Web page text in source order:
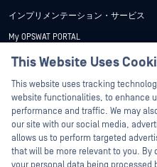
インプリメンテーション・サービス
My OPSWAT PORTAL
技術文書
トレーニング
脆弱性対策プログラム
パートナー
認証
テクノロジー・パートナー
This Website Uses
This website uses tracking
website functionalities, to enhance
performance and traffic. We may
our site with our social media,
allows us to perform targeted
that will be more relevant to you. By
Hey
I'm Ozzy,
How can I
today?